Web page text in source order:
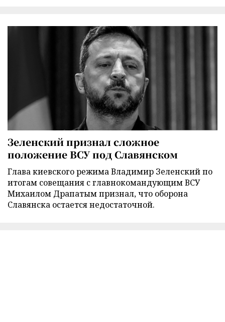
Зеленский признал сложное
положение ВСУ под Славянском
Глава киевского режима Владимир Зеленский по
итогам совещания с главнокомандующим ВСУ
Михаилом Драпатым признал, что оборона
Славянска остается недостаточной.